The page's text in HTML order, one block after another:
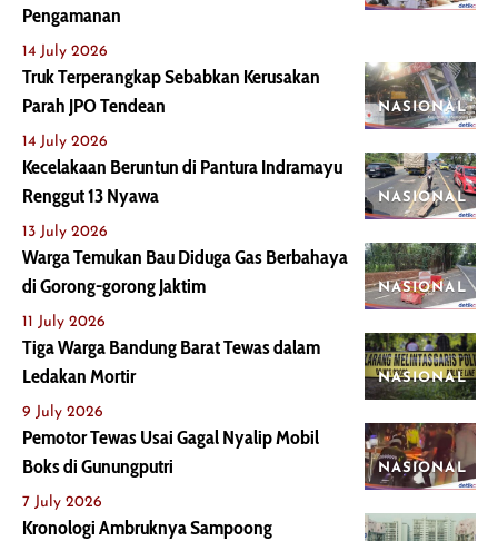
Pengamanan
14 July 2026
NASIONAL
Truk Terperangkap Sebabkan Kerusakan
Parah JPO Tendean
14 July 2026
NASIONAL
Kecelakaan Beruntun di Pantura Indramayu
Renggut 13 Nyawa
13 July 2026
NASIONAL
Warga Temukan Bau Diduga Gas Berbahaya
di Gorong-gorong Jaktim
11 July 2026
NASIONAL
Tiga Warga Bandung Barat Tewas dalam
Ledakan Mortir
9 July 2026
NASIONAL
Pemotor Tewas Usai Gagal Nyalip Mobil
Boks di Gunungputri
7 July 2026
Kronologi Ambruknya Sampoong